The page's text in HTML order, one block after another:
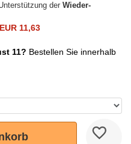
der Wieder-
EUR 11,63
11? Bestellen Sie innerhalb